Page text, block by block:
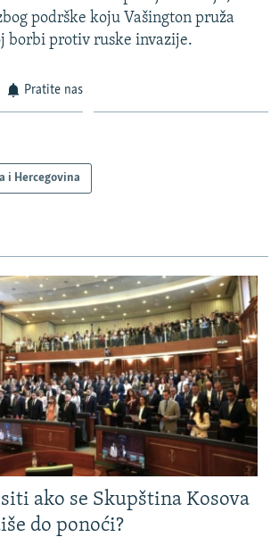
podrške koju Vašington pruža
borbi protiv ruske invazije.
Pratite nas
i Hercegovina
ako se Skupština Kosova
do ponoći?